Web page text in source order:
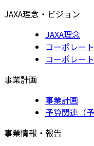
JAXA理念・ビジョン
JAXA理念
コーポレー
コーポレー
事業計画
事業計画
予算関連（
事業情報・報告